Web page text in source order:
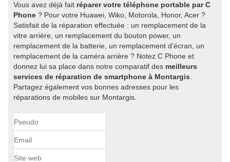
Vous avez déjà fait réparer votre téléphone portable par C
Phone ? Pour votre Huawei, Wiko, Motorola, Honor, Acer ?
Satisfait de la réparation effectuée : un remplacement de la
vitre arrière, un remplacement du bouton power, un
remplacement de la batterie, un remplacement d'écran, un
remplacement de la caméra arrière ? Notez C Phone et
donnez lui sa place dans notre comparatif des meilleurs
services de réparation de smartphone à Montargis
Partagez également vos bonnes adresses pour les
réparations de mobiles sur Montargis.